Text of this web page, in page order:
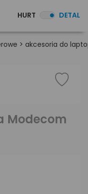
HURT DETAL
> akcesoria do
Modecom